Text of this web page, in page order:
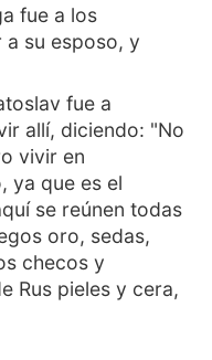
fue a los
a su esposo, y
fue a
allí, diciendo: "No
vivir en
ya que es el
se reúnen todas
oro, sedas,
checos y
Rus pieles y cera,